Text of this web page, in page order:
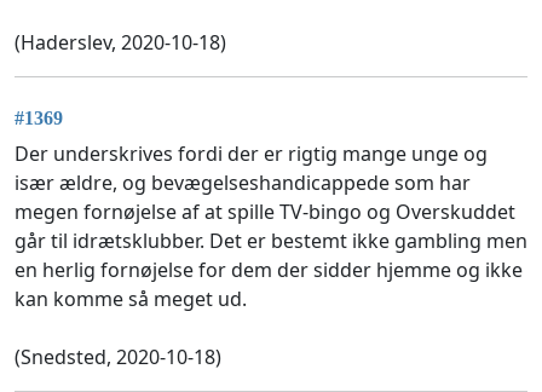
(Haderslev, 2020-10-18)
#1369
Der underskrives fordi der er rigtig mange unge og
især ældre, og bevægelseshandicappede som har
megen fornøjelse af at spille TV-bingo og Overskuddet
går til idrætsklubber. Det er bestemt ikke gambling men
en herlig fornøjelse for dem der sidder hjemme og ikke
kan komme så meget ud.
(Snedsted, 2020-10-18)